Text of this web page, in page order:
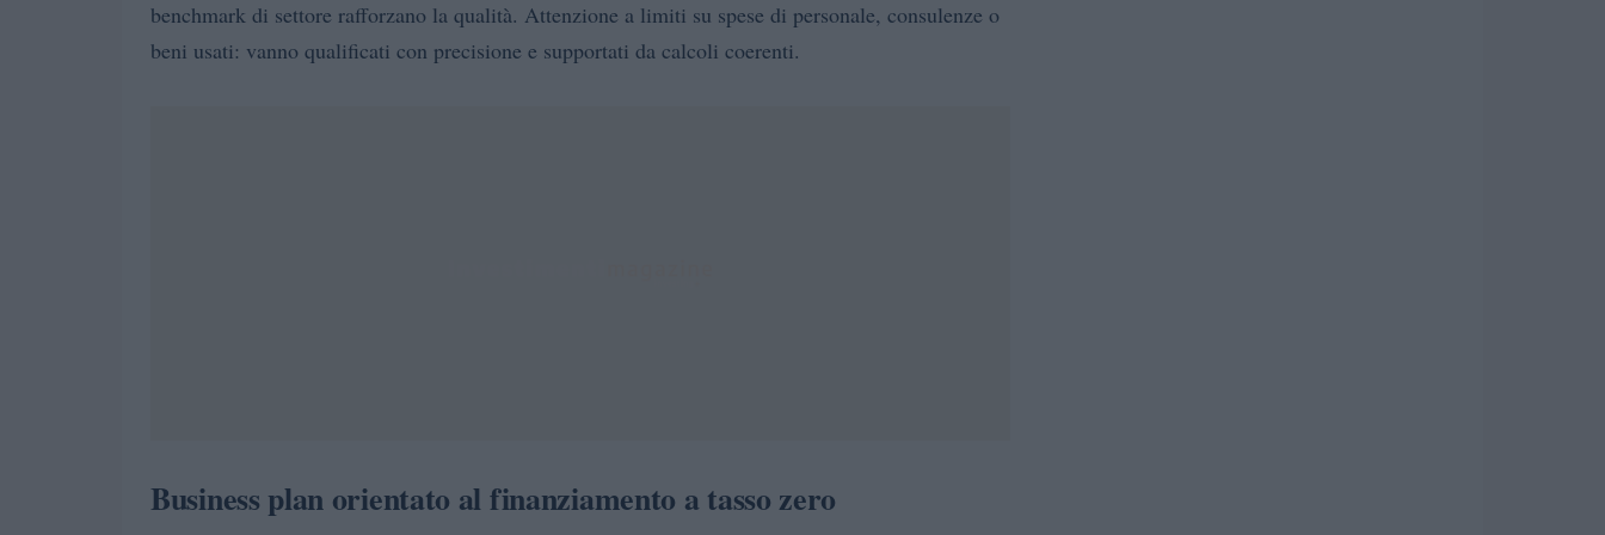
benchmark di settore rafforzano la qualità. Attenzione a limiti su spese di personale, consulenze o
beni usati: vanno qualificati con precisione e supportati da calcoli coerenti.
Business plan orientato al finanziamento a tasso zero